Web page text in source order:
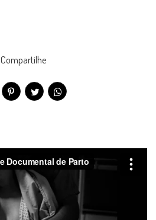
Compartilhe